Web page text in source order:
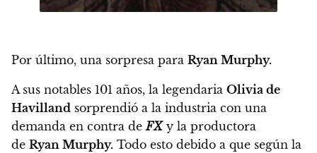
Por último, una sorpresa para Ryan Murphy.
A sus notables 101 años, la legendaria Olivia de
Havilland sorprendió a la industria con una
demanda en contra deFXy la productora
de Ryan Murphy. Todo esto debido a que según la